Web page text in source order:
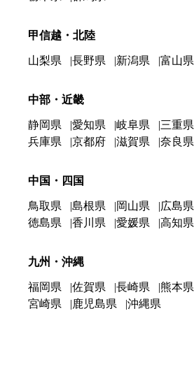
甲信越・北陸
山梨県 長野県 新潟県 富山県
中部・近畿
静岡県 愛知県 岐阜県 三重県
兵庫県
京都府 滋賀県 奈良県
中国・四国
鳥取県 島根県 岡山県 広島県
徳島県
香川県 愛媛県 高知県
九州・沖縄
福岡県 佐賀県 長崎県 熊本県
宮崎県
鹿児島県 沖縄県